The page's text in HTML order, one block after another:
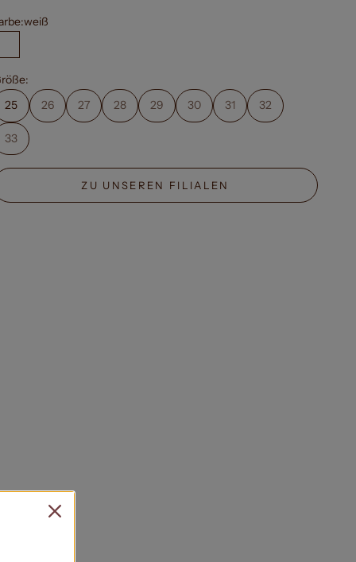
weiß
25
26 27 28 29 30 31 32
33
ZU UNSEREN FILIALEN